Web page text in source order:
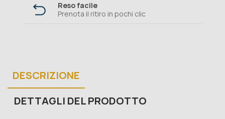
Reso facile
Prenota il ritiro in pochi clic
DESCRIZIONE
DETTAGLI DEL PRODOTTO